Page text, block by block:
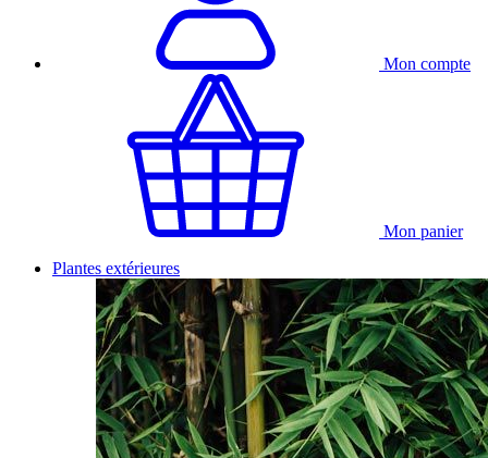
Mon compte
Mon panier
Plantes extérieures